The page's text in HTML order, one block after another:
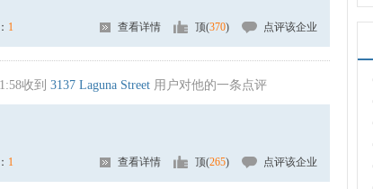
1 查看详情 顶(370) 点评该企业
收到 3137 Laguna Street 用户对他的一条点评
1 查看详情 顶(265) 点评该企业